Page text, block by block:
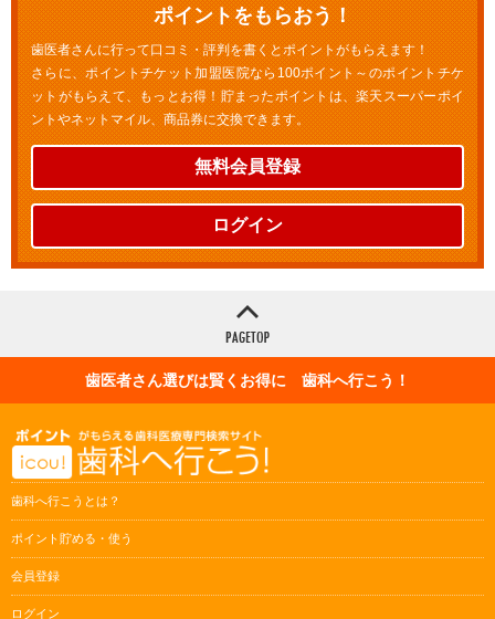
ポイントをもらおう！
歯医者さんに行って口コミ・評判を書くとポイントがもらえます！
さらに、ポイントチケット加盟医院なら100ポイント～のポイントチケ
ットがもらえて、もっとお得！貯まったポイントは、楽天スーパーポイ
ントやネットマイル、商品券に交換できます。
無料会員登録
ログイン
歯医者さん選びは賢くお得に 歯科へ行こう！
歯科へ行こうとは？
ポイント貯める・使う
会員登録
ログイン